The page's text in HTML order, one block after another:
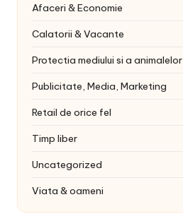
Afaceri & Economie
Calatorii & Vacante
Protectia mediului si a animalelor
Publicitate, Media, Marketing
Retail de orice fel
Timp liber
Uncategorized
Viata & oameni